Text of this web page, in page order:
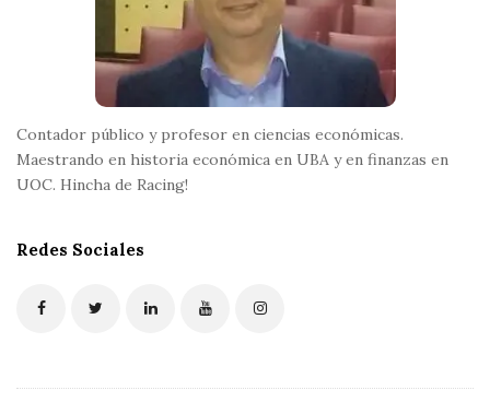
Contador público y profesor en ciencias económicas.
Maestrando en historia económica en UBA y en finanzas en
UOC. Hincha de Racing!
Redes Sociales